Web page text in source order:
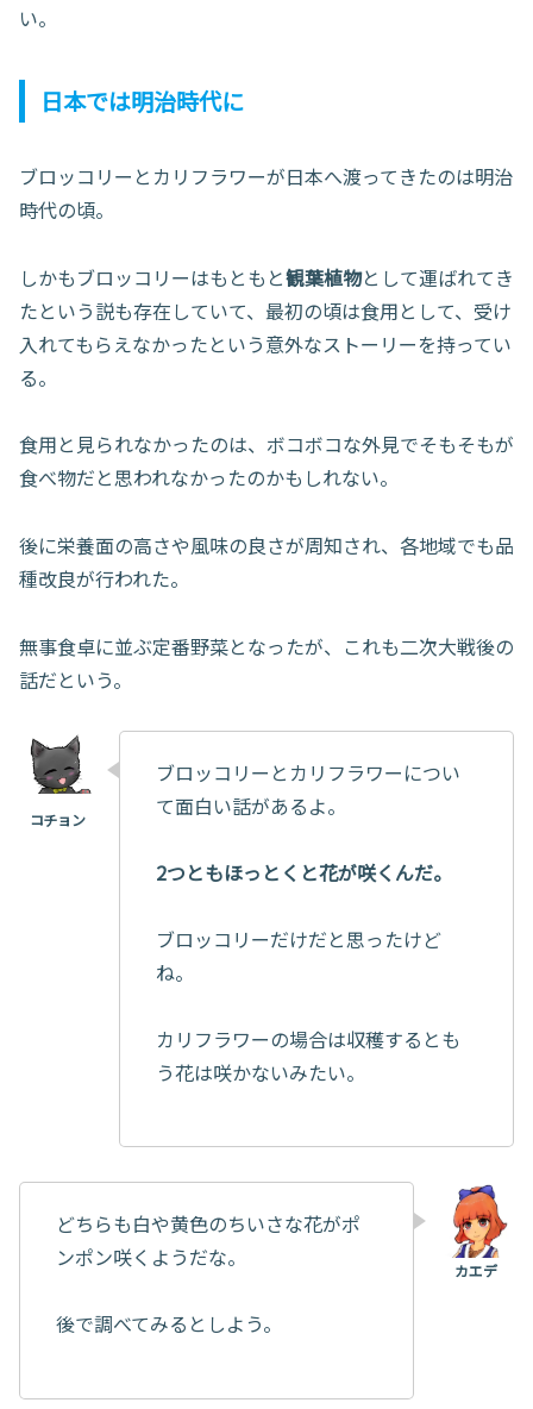
い。
日本では明治時代に
ブロッコリーとカリフラワーが日本へ渡ってきたのは明治
時代の頃。
しかもブロッコリーはもともと観葉植物として運ばれてき
たという説も存在していて、最初の頃は食用として、受け
入れてもらえなかったという意外なストーリーを持ってい
る。
食用と見られなかったのは、ボコボコな外見でそもそもが
食べ物だと思われなかったのかもしれない。
後に栄養面の高さや風味の良さが周知され、各地域でも品
種改良が行われた。
無事食卓に並ぶ定番野菜となったが、これも二次大戦後の
話だという。
ブロッコリーとカリフラワーについ
て面白い話があるよ。
2つともほっとくと花が咲くんだ。
ブロッコリーだけだと思ったけど
ね。
カリフラワーの場合は収穫するとも
う花は咲かないみたい。
どちらも白や黄色のちいさな花がポ
ンポン咲くようだな。
後で調べてみるとしよう。